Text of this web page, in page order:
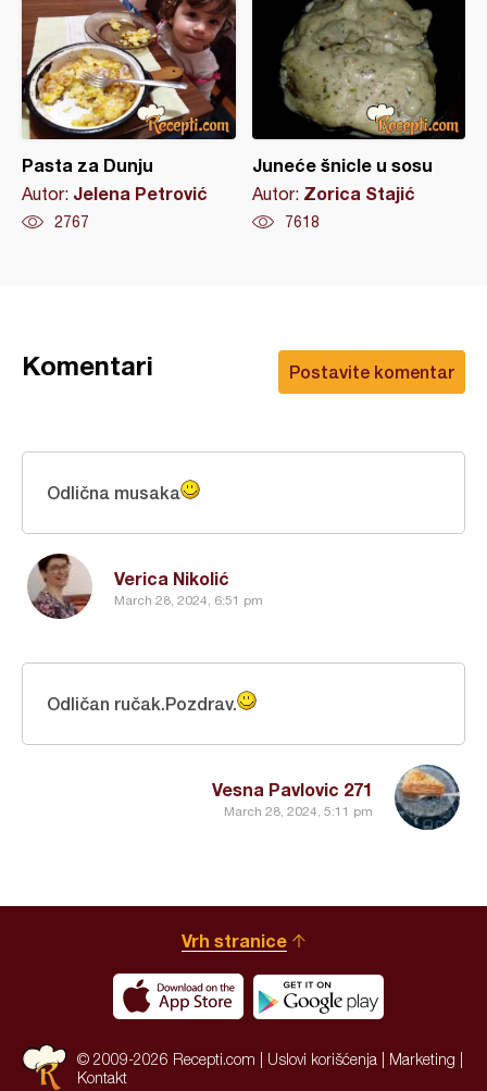
Pasta za Dunju
Autor: Jelena Petrović
2767
Juneće šnicle u sosu
Autor: Zorica Stajić
7618
Postavite komentar
Komentari
Verica Nikolić
March 28, 2024, 6:51 pm
Odlična musaka
Vesna Pavlovic 271
March 28, 2024, 5:11 pm
Odličan ručak.Pozdrav.
Vrh stranice
© 2009-2026 Recepti.com | Uslovi korišćenja Marketing
Kontakt